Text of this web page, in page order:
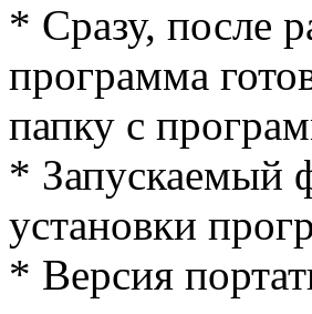
* Сразу, после
программа
папку с
* Запускаемый
установки
* Версия